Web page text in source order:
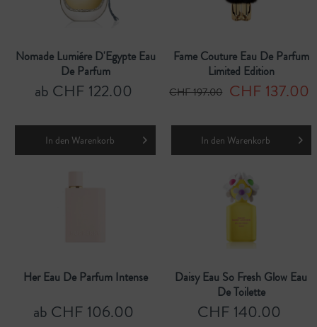
Nomade Lumiére D'Egypte Eau
De Parfum
ab CHF 122.00
In den Warenkorb
Fame Couture Eau De Parfum
Limited Edition
CHF 197.00 CHF 137.00
In den Warenkorb
Her Eau De Parfum Intense
ab CHF 106.00
Daisy Eau So Fresh Glow Eau
De Toilette
CHF 140.00